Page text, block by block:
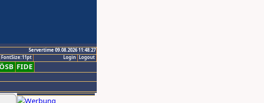
Servertime 09.08.2026 11:48:27
Logout
Login
FontSize:11pt
FIDE